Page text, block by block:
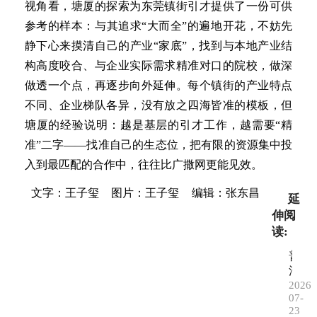
视角看，塘厦的探索为东莞镇街引才提供了一份可供
参考的样本：与其追求“大而全”的遍地开花，不妨先
静下心来摸清自己的产业“家底”，找到与本地产业结
构高度咬合、与企业实际需求精准对口的院校，做深
做透一个点，再逐步向外延伸。每个镇街的产业特点
不同、企业梯队各异，没有放之四海皆准的模板，但
塘厦的经验说明：越是基层的引才工作，越需要“精
准”二字——找准自己的生态位，把有限的资源集中投
入到最匹配的合作中，往往比广撒网更能见效。
文字：王子玺 图片：王子玺 编辑：张东昌
延
伸阅
读:
普
法
调
解
2026-
07-
23